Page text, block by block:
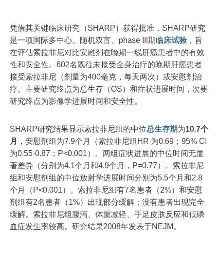
凭借其关键临床研究（SHARP）获得批准，SHARP研究
是一项国际多中心、随机双盲、phase III期临床试验 ，旨
在评估索拉非尼对比安慰剂在晚期一线肝癌患者中的有效
性和安全性。602名既往未接受全身治疗的晚期肝癌患者
接受索拉非尼（剂量为400毫克，每天两次）或安慰剂治
疗。主要研究终点为总生存（OS）和症状进展时间，次要
研究终点为影像学进展时间和安全性。
SHARP研究结果显示索拉非尼组的中位总生存期为10.7个
月
，安慰剂组为7.9个月（索拉非尼组HR 为0.69；95% CI
为0.55-0.87；P<0.001）。两组症状进展的中位时间无显
著差异（分别为4.1个月和4.9个月，P=0.77）。索拉非尼
组和安慰剂组的中位放射学进展时间分别为5.5个月和2.8
个月（P<0.001）。索拉非尼组有7名患者（2%）和安慰
剂组有2名患者（1%）出现部分缓解；没有患者出现完全
缓解。索拉非尼组腹泻、体重减轻、手足皮肤反应和低磷
血症发生率较高。研究结果2008年发表于NEJM。